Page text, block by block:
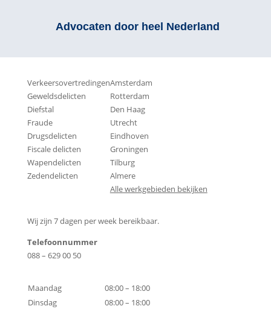
Advocaten door heel Nederland
Verkeersovertredingen
Geweldsdelicten
Diefstal
Fraude
Drugsdelicten
Fiscale delicten
Wapendelicten
Zedendelicten
Amsterdam
Rotterdam
Den Haag
Utrecht
Eindhoven
Groningen
Tilburg
Almere
Alle werkgebieden bekijken
Wij zijn 7 dagen per week bereikbaar.
Telefoonnummer
088 – 629 00 50
Maandag
08:00 – 18:00
Dinsdag
08:00 – 18:00